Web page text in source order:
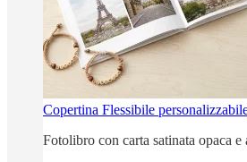
Copertina Flessibile
Fotolibro con carta satinata opaca